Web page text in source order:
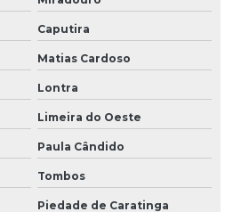
Caputira
Matias Cardoso
Lontra
Limeira do Oeste
Paula Cândido
Tombos
Piedade de Caratinga